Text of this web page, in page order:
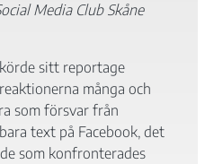
Media Club Skåne
sitt reportage
många och
som försvar från
text på Facebook, det
som konfronterades